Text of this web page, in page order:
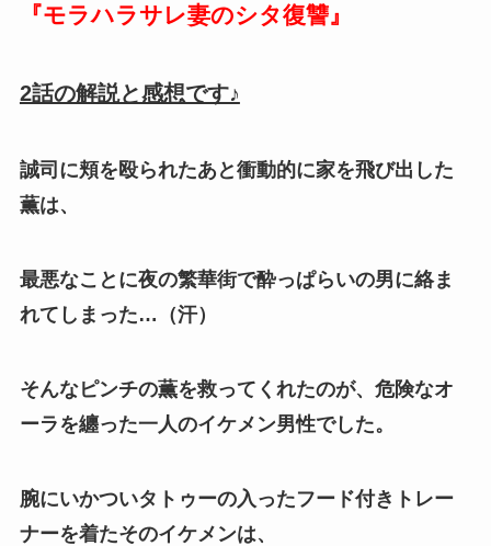
『モラハラサレ妻のシタ復讐』
2話の解説と感想です♪
誠司に頬を殴られたあと衝動的に家を飛び出した
薫は、
最悪なことに夜の繁華街で酔っぱらいの男に絡ま
れてしまった…（汗）
そんなピンチの薫を救ってくれたのが、危険なオ
ーラを纏った一人のイケメン男性でした。
腕にいかついタトゥーの入ったフード付きトレー
ナーを着たそのイケメンは、